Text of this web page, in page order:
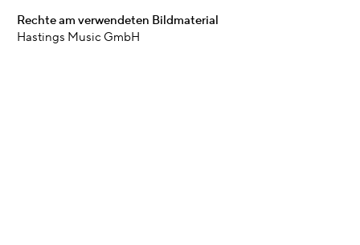
Rechte am verwendeten Bildmaterial
Hastings Music GmbH